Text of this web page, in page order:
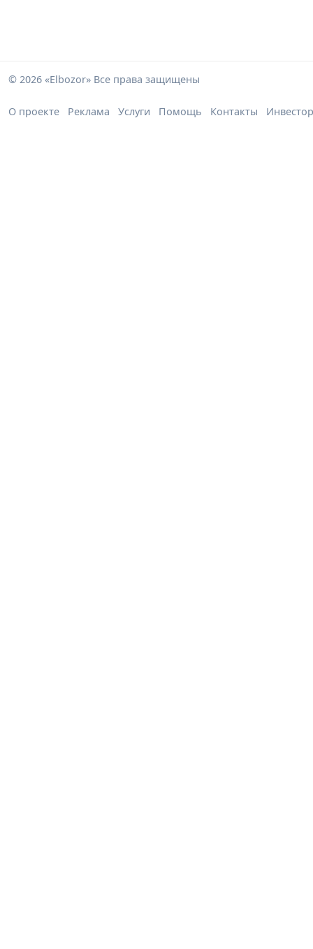
© 2026 «Elbozor» Все права защищены
О проекте Реклама Услуги Помощь Контакты